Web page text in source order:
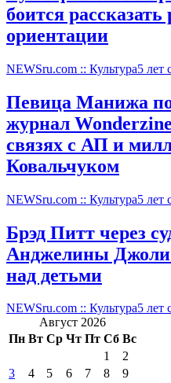
боится
ориентации
NEWSru.com :: Культура5 лет
Певица Манижа
журнал
связях с АП и
Ковальчуком
NEWSru.com :: Культура5 лет
Брэд Питт через
Анджелины Джоли
над детьми
NEWSru.com :: Культура5 лет
Август 2026
Пн Вт Ср Чт Пт Сб Вс
1
2
3
4 5 6 7 8
9